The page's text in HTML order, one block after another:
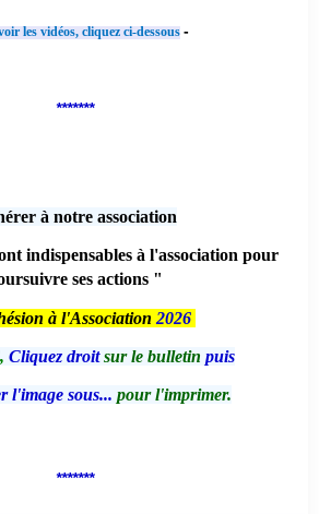
les vidéos, cliquez ci-dessous -
*******
à notre association
indispensables à l'association pour
ses actions "
à l'Association 2026
Cliquez droitsur le bulletin puis
l'image sous... pour l'imprimer.
*******